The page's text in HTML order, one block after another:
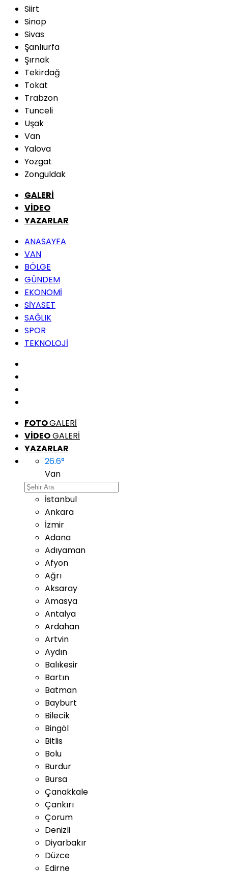
Siirt
Sinop
Sivas
Şanlıurfa
Şırnak
Tekirdağ
Tokat
Trabzon
Tunceli
Uşak
Van
Yalova
Yozgat
Zonguldak
GALERİ
VİDEO
YAZARLAR
ANASAYFA
VAN
BÖLGE
GÜNDEM
EKONOMİ
SİYASET
SAĞLIK
SPOR
TEKNOLOJİ
FOTOGALERİ
VİDEOGALERİ
YAZARLAR
26.6°
Van
İstanbul
Ankara
İzmir
Adana
Adıyaman
Afyon
Ağrı
Aksaray
Amasya
Antalya
Ardahan
Artvin
Aydın
Balıkesir
Bartın
Batman
Bayburt
Bilecik
Bingöl
Bitlis
Bolu
Burdur
Bursa
Çanakkale
Çankırı
Çorum
Denizli
Diyarbakır
Düzce
Edirne